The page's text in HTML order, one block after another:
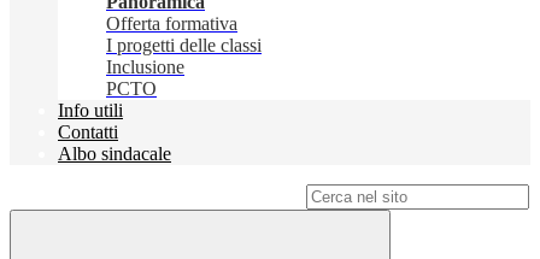
Offerta formativa
I progetti delle classi
Inclusione
PCTO
Info utili
Contatti
Albo sindacale